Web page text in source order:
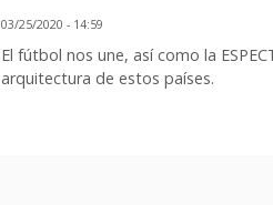
03/25/2020 - 14:59
El fútbol nos une, así como la
arquitectura de estos países.